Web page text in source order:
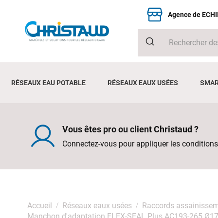
Agence de
RÉSEAUX EAU POTABLE RÉSEAUX EAUX USÉES
Vous êtes pro ou client Christaud ?
Connectez-vous pour appliquer les
Accueil Réseaux eaux usées Raccords